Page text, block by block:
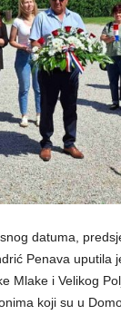
datuma,
Penava uputila
Mlake i Velikog
koji su u